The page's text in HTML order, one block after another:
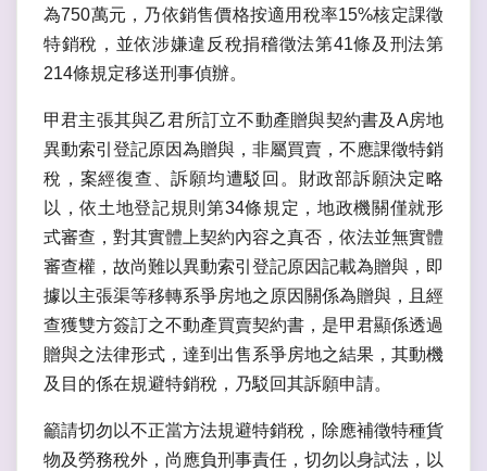
為750萬元，乃依銷售價格按適用稅率15%核定課徵
特銷稅，並依涉嫌違反稅捐稽徵法第41條及刑法第
214條規定移送刑事偵辦。
甲君主張其與乙君所訂立不動產贈與契約書及A房地
異動索引登記原因為贈與，非屬買賣，不應課徵特銷
稅，案經復查、訴願均遭駁回。財政部訴願決定略
以，依土地登記規則第34條規定，地政機關僅就形
式審查，對其實體上契約內容之真否，依法並無實體
審查權，故尚難以異動索引登記原因記載為贈與，即
據以主張渠等移轉系爭房地之原因關係為贈與，且經
查獲雙方簽訂之不動產買賣契約書，是甲君顯係透過
贈與之法律形式，達到出售系爭房地之結果，其動機
及目的係在規避特銷稅，乃駁回其訴願申請。
籲請切勿以不正當方法規避特銷稅，除應補徵特種貨
物及勞務稅外，尚應負刑事責任，切勿以身試法，以